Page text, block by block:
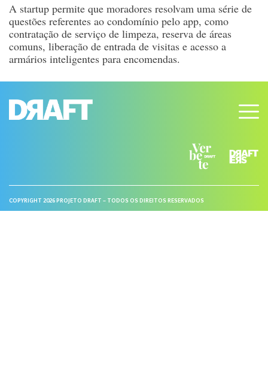
A startup permite que moradores resolvam uma série de
questões referentes ao condomínio pelo app, como
contratação de serviço de limpeza, reserva de áreas
comuns, liberação de entrada de visitas e acesso a
armários inteligentes para encomendas.
COPYRIGHT 2026 PROJETO DRAFT – TODOS OS DIREITOS RESERVADOS